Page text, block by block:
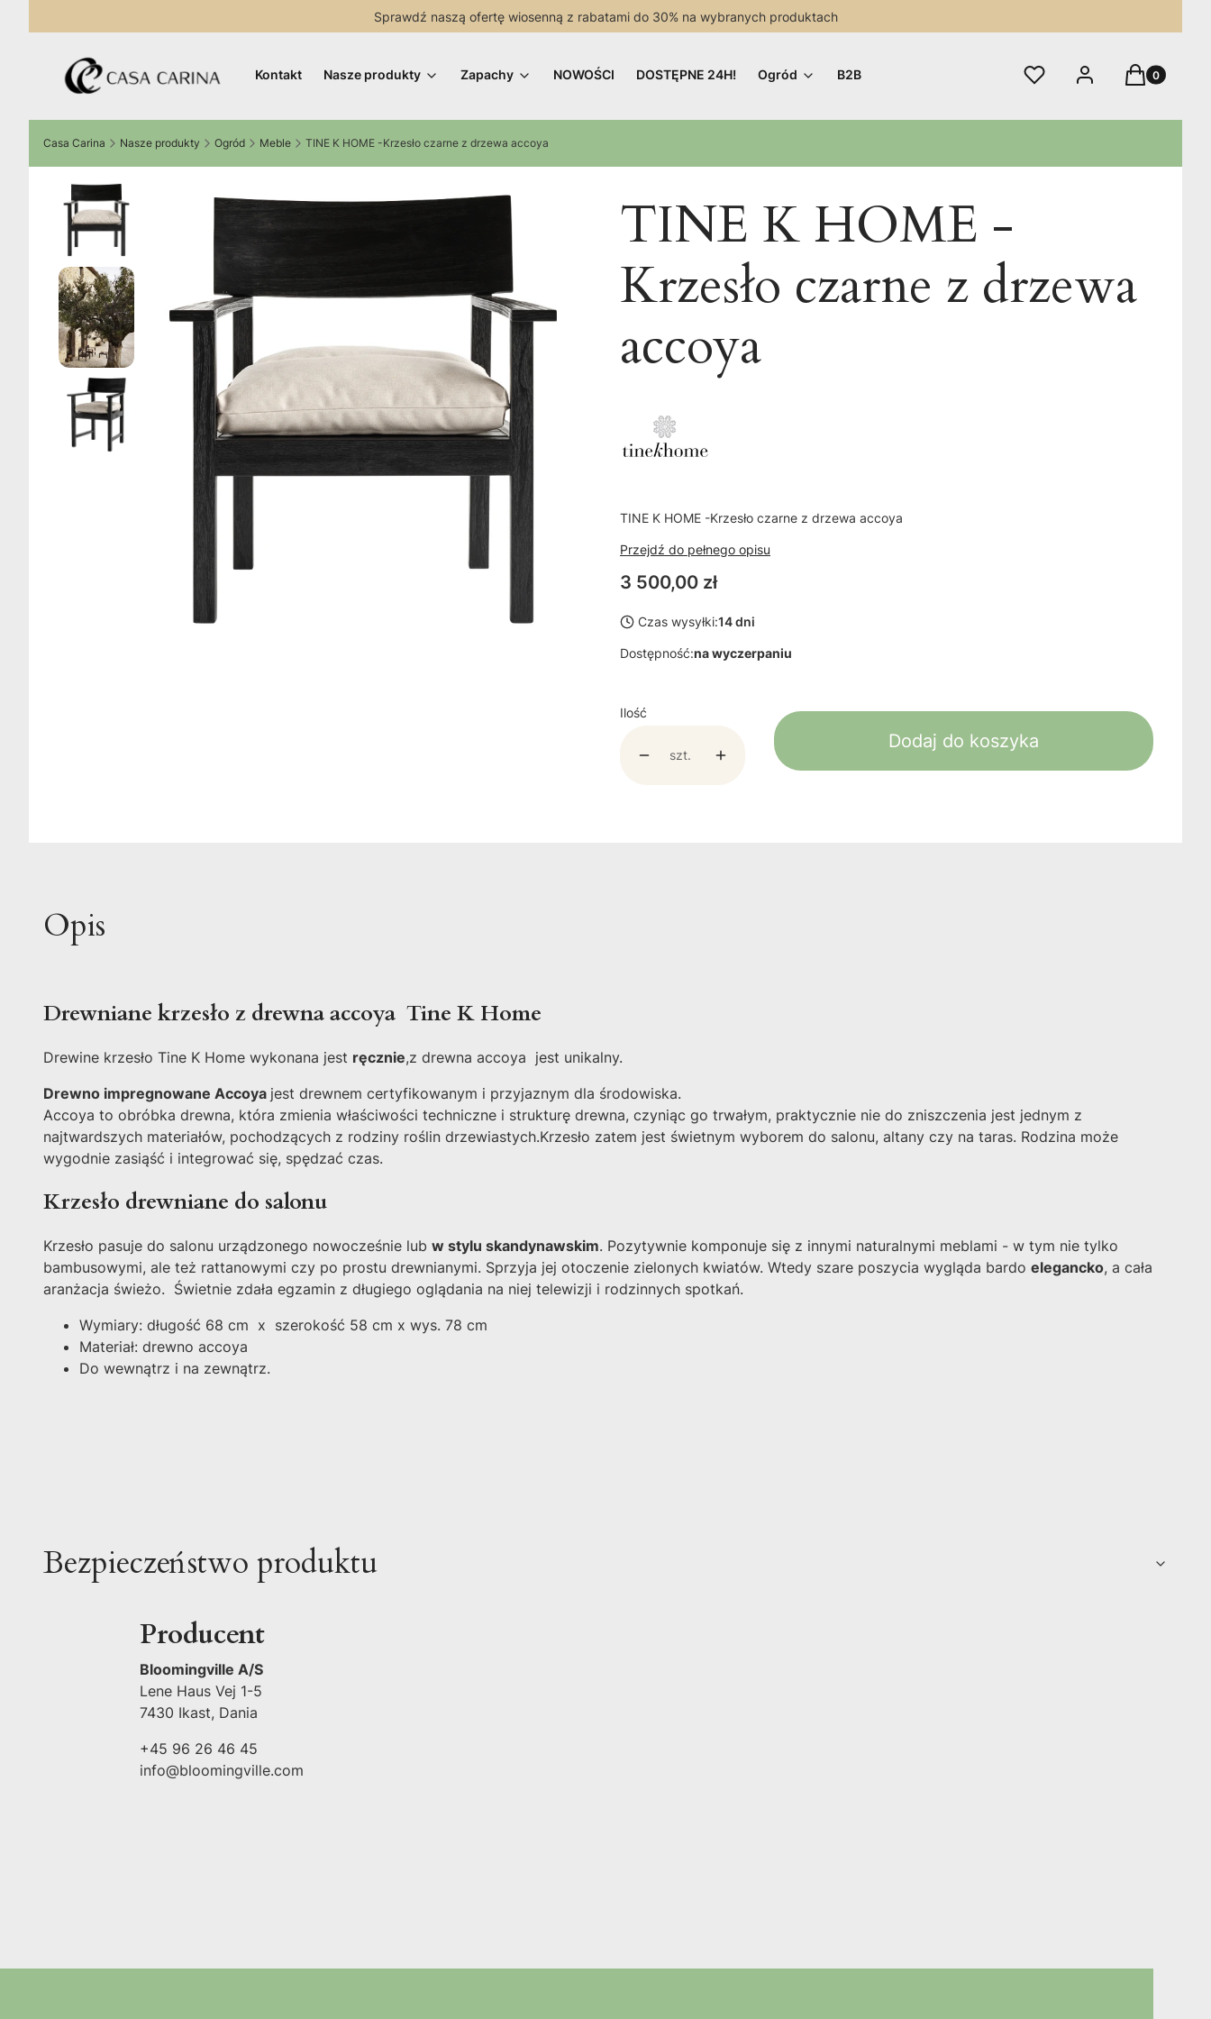
Sprawdź naszą ofertę wiosenną z rabatami do 30% na wybranych produktach
Kontakt Nasze produkty Zapachy NOWOŚCI DOSTĘPNE 24H! Ogród B2B Ulubione Zaloguj sięProdukty w
Koszyk
Casa Carina Nasze produkty Ogród Meble TINE K HOME -Krzesło czarne z drzewa accoya
TINE K HOME -
Krzesło czarne z drzewa
accoya
TINE K HOME -Krzesło czarne z drzewa accoya
Przejdź do pełnego opisu
Cena
3 500,00 zł
Czas wysyłki:14 dni
Dostępność:na wyczerpaniu
Ilość
szt.
Dodaj do koszyka
Opis
Drewniane krzesło z drewna accoya Tine K Home
Drewine krzesło Tine K Home wykonana jest ręcznie,z drewna accoya jest unikalny.
Drewno impregnowane Accoya jest drewnem certyfikowanym i przyjaznym dla środowiska.
Accoya to obróbka drewna, która zmienia właściwości techniczne i strukturę drewna, czyniąc go trwałym, praktycznie nie do zniszczenia jest jednym z
najtwardszych materiałów, pochodzących z rodziny roślin drzewiastych.Krzesło zatem jest świetnym wyborem do salonu, altany czy na taras. Rodzina może
wygodnie zasiąść i integrować się, spędzać czas.
Krzesło drewniane do salonu
Krzesło pasuje do salonu urządzonego nowocześnie lub w stylu skandynawskim. Pozytywnie komponuje się z innymi naturalnymi meblami - w tym nie tylko
bambusowymi, ale też rattanowymi czy po prostu drewnianymi. Sprzyja jej otoczenie zielonych kwiatów. Wtedy szare poszycia wygląda bardo elegancko, a cała
aranżacja świeżo. Świetnie zdała egzamin z długiego oglądania na niej telewizji i rodzinnych spotkań.
Wymiary: długość 68 cm x szerokość 58 cm x wys. 78 cm
Materiał: drewno accoya
Do wewnątrz i na zewnątrz.
Bezpieczeństwo produktu
Producent
Bloomingville A/S
Lene Haus Vej 1-5
7430 Ikast, Dania
+45 96 26 46 45
info@bloomingville.com